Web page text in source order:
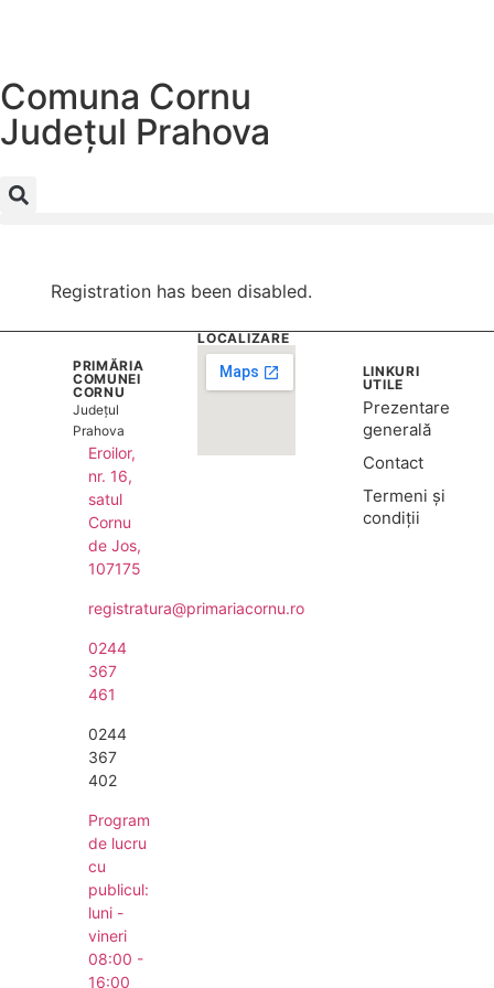
Comuna Cornu
Județul Prahova
Registration has been disabled.
PRIMĂRIA
COMUNEI
CORNU
Județul
Prahova
Eroilor,
nr. 16,
satul
Cornu
de Jos,
107175
registratura@primariacornu.ro
0244
367
461
0244
367
402
Program
de lucru
cu
publicul:
luni -
vineri
08:00 -
16:00
LOCALIZARE
LINKURI
UTILE
Prezentare
generală
Contact
Termeni și
condiții